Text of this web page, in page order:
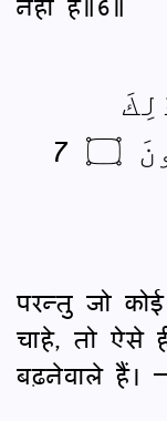
परन्तु जो
चाहे, तो ऐसे
बढ़नेवाले हैं।